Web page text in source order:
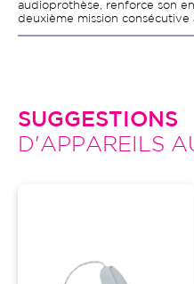
audioprothèse, renforce son
deuxième mission consécutive
SUGGESTIONS
D'APPAREILS